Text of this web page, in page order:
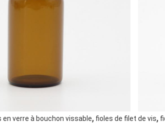
en verre à bouchon vissable, fioles de filet de vis,